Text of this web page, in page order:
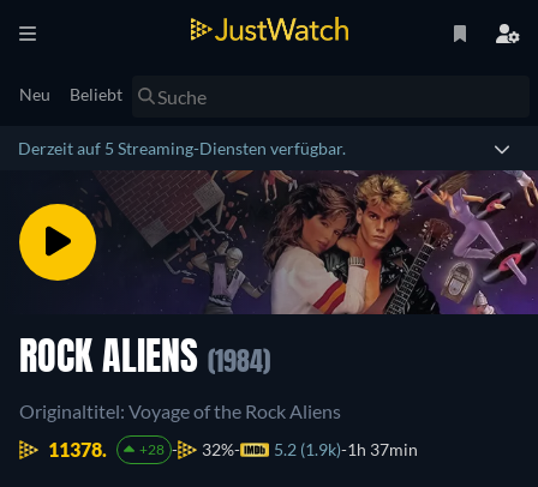
Neu Beliebt
Derzeit auf 5 Streaming-Diensten verfügbar.
ROCK ALIENS (1984)
Originaltitel: Voyage of the Rock Aliens
11378.
+28 32% 5.2 (1.9k) 1h 37min